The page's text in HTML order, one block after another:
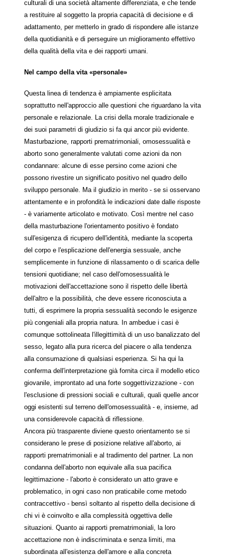
culturali di una società altamente differenziata, e che tende
a restituire al soggetto la propria capacità di decisione e di
adattamento, per metterlo in grado di rispondere alle istanze
della quotidianità e di perseguire un miglioramento effettivo
della qualità della vita e dei rapporti umani.
Nel campo della vita «personale»
Questa linea di tendenza è ampiamente esplicitata
soprattutto nell'approccio alle questioni che riguardano la vita
personale e relazionale. La crisi della morale tradizionale e
dei suoi parametri di giudizio si fa qui ancor più evidente.
Masturbazione, rapporti prematrimoniali, omosessualità e
aborto sono generalmente valutati come azioni da non
condannare: alcune di esse persino come azioni che
possono rivestire un significato positivo nel quadro dello
sviluppo personale. Ma il giudizio in merito - se si osservano
attentamente e in profondità le indicazioni date dalle risposte
- è variamente articolato e motivato. Così mentre nel caso
della masturbazione l'orientamento positivo è fondato
sull'esigenza di ricupero dell'identità, mediante la scoperta
del corpo e l'esplicazione dell'energia sessuale, anche
semplicemente in funzione di rilassamento o di scarica delle
tensioni quotidiane; nel caso dell'omosessualità le
motivazioni dell'accettazione sono il rispetto delle libertà
dell'altro e la possibilità, che deve essere riconosciuta a
tutti, di esprimere la propria sessualità secondo le esigenze
più congeniali alla propria natura. In ambedue i casi è
comunque sottolineata l'illegittimità di un uso banalizzato del
sesso, legato alla pura ricerca del piacere o alla tendenza
alla consumazione di qualsiasi esperienza. Si ha qui la
conferma dell'interpretazione già fornita circa il modello etico
giovanile, improntato ad una forte soggettivizzazione - con
l'esclusione di pressioni sociali e culturali, quali quelle ancor
oggi esistenti sul terreno dell'omosessualità - e, insieme, ad
una considerevole capacità di riflessione.
Ancora più trasparente diviene questo orientamento se si
considerano le prese di posizione relative all'aborto, ai
rapporti prematrimoniali e al tradimento del partner. La non
condanna dell'aborto non equivale alla sua pacifica
legittimazione - l'aborto è considerato un atto grave e
problematico, in ogni caso non praticabile come metodo
contraccettivo - bensì soltanto al rispetto della decisione di
chi vi è coinvolto e alla complessità oggettiva delle
situazioni. Quanto ai rapporti prematrimoniali, la loro
accettazione non è indiscriminata e senza limiti, ma
subordinata all'esistenza dell'amore e alla concreta